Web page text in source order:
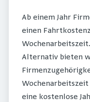
Ab einem Jahr
einen
Wochenarbeitszeit.
Alternativ bieten
Wochenarbeitszeit
eine kostenlose